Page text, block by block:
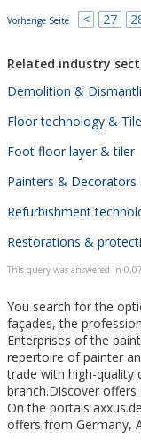
Vorherige Seite < 27
Related industry
Demolition &
Floor technology &
Foot floor layer & tiler
Painters & Decorators
Refurbishment
Restorations &
This query was answered in
You search for the
façades, the
Enterprises of the
repertoire of painter
trade with high-quality
branch.Discover
On the portals
offers from Germany,